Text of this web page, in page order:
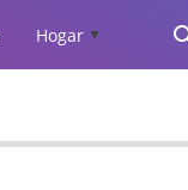
Hogar ▲